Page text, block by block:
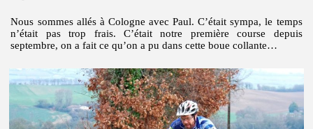
Nous sommes allés à Cologne avec Paul. C’était sympa, le temps
n’était pas trop frais. C’était notre première course depuis
septembre, on a fait ce qu’on a pu dans cette boue collante…